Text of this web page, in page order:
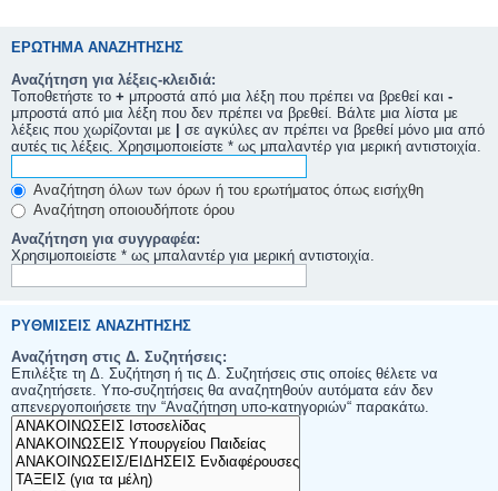
ΕΡΏΤΗΜΑ ΑΝΑΖΉΤΗΣΗΣ
Αναζήτηση για λέξεις-κλειδιά:
Τοποθετήστε το + μπροστά από μια λέξη που πρέπει να βρεθεί και -
μπροστά από μια λέξη που δεν πρέπει να βρεθεί. Βάλτε μια λίστα με
λέξεις που χωρίζονται με | σε αγκύλες αν πρέπει να βρεθεί μόνο μια από
αυτές τις λέξεις. Χρησιμοποιείστε * ως μπαλαντέρ για μερική αντιστοιχία.
Αναζήτηση όλων των όρων ή του ερωτήματος όπως εισήχθη
Αναζήτηση οποιουδήποτε όρου
Αναζήτηση για συγγραφέα:
Χρησιμοποιείστε * ως μπαλαντέρ για μερική αντιστοιχία.
ΡΥΘΜΊΣΕΙΣ ΑΝΑΖΉΤΗΣΗΣ
Αναζήτηση στις Δ. Συζητήσεις:
Επιλέξτε τη Δ. Συζήτηση ή τις Δ. Συζητήσεις στις οποίες θέλετε να
αναζητήσετε. Υπο-συζητήσεις θα αναζητηθούν αυτόματα εάν δεν
απενεργοποιήσετε την “Αναζήτηση υπο-κατηγοριών“ παρακάτω.